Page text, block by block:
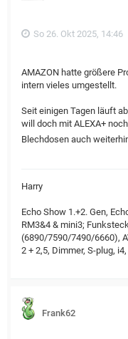
So 26. Okt 2025, 14:46
AMAZON hatte größere
intern vieles umgestellt.
Seit einigen Tagen läuft
will doch mit ALEXA+
Blechdosen auch
Harry
Echo Show 1.+2. Gen,
RM3&4 & mini3;
(6890/7590/7490/6660),
2 + 2,5, Dimmer, S-plug,
Frank62